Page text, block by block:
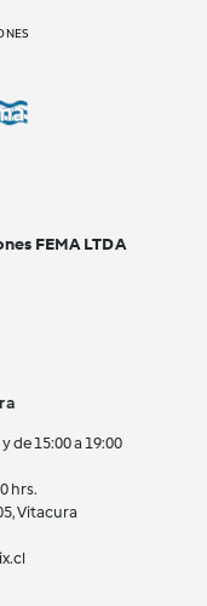
de 15:00 a 19:00
hrs.
Vitacura
FEMA LTDA